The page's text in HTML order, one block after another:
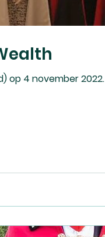
op 4 november 2022.